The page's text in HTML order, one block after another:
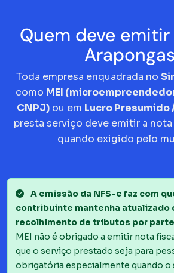
Quem deve emitir
Toda empresa enquadrada no
como MEI
CNPJ)ou em Lucro Presumido
presta serviço deve emitir a
quando exigido pelo
A emissão da NFS-e faz com
contribuinte mantenha atualizado
recolhimento de tributos por
MEI não é obrigado a emitir nota
que o serviço prestado seja para
obrigatória especialmente quando o